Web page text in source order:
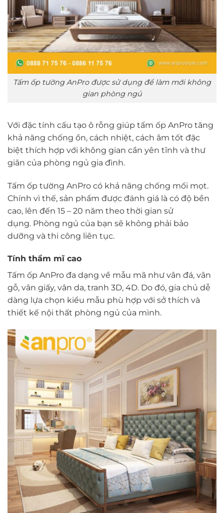
Tấm ốp tường AnPro được sử dụng để làm mới không
gian phòng ngủ
Với đặc tính cấu tạo ô rỗng giúp tấm ốp AnPro tăng
khả năng chống ồn, cách nhiệt, cách âm tốt đặc
biệt thích hợp với không gian cần yên tĩnh và thư
giãn của phòng ngủ gia đình.
Tấm ốp tường AnPro có khả năng chống mối mọt.
Chính vì thế, sản phẩm được đánh giá là có độ bền
cao, lên đến 15 – 20 năm theo thời gian sử
dụng. Phòng ngủ của bạn sẽ không phải bảo
dưỡng và thi công liên tục.
Tính thẩm mĩ cao
Tấm ốp AnPro đa dạng về mẫu mã như vân đá, vân
gỗ, vân giấy, vân da, tranh 3D, 4D. Do đó, gia chủ dễ
dàng lựa chọn kiểu mẫu phù hợp với sở thích và
thiết kế nội thất phòng ngủ của mình.